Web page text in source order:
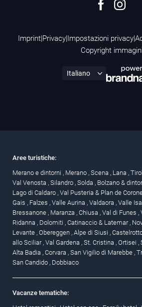
Imprint|Privacy|Impostazioni privacy|
Copyright
Aree turistiche:
Merano e dintorni , Merano , Scena , Lana ,
Val Venosta , Silandro , Solda , Bolzano &
Lago di Caldaro , Val Pusteria & Plan de
Gais , Falzes , Valle Aurina , Valdaora , Valle
Bressanone , Maranza , Chiusa , Val di Funes ,
Ridanna , Dolomiti , Catinaccio & Latemar ,
Levante , Obereggen , Alpe di Siusi ,
allo Sciliar , Val Gardena , St. Cristina , Ortisei ,
Alta Badia , Corvara , San Vigilio di Marebbe ,
San Candido , Dobbiaco
Vacanze tematiche: